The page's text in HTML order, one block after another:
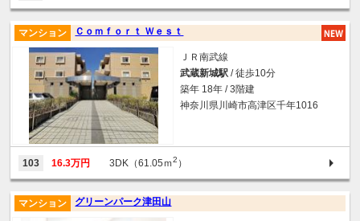
Ｃｏｍｆｏｒｔ Ｗｅｓｔ
マンション
ＪＲ南武線
武蔵新城駅 / 徒歩10分
築年 18年 / 3階建
神奈川県川崎市高津区千年1016
103 16.3万円 3DK（61.05ｍ2 ）
グリーンパーク津田山
マンション